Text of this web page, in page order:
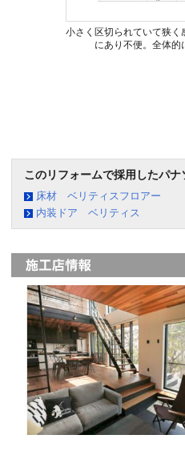
小さく区切られていて狭く
にあり不便。全体的
このリフォームで採用したパナ
床材 ベリティスフロアー
内装ドア ベリティス